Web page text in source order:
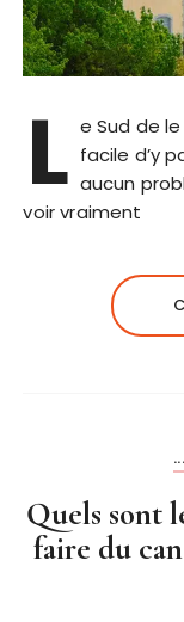
L e Sud de
facile d’y
aucun
voir vraiment
Quels sont
faire du